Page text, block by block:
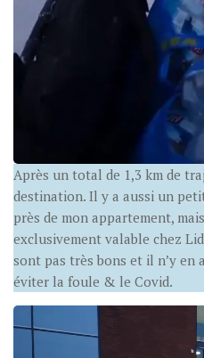
Après un total de 1,3 km de
destination. Il y a aussi un
près de mon appartement,
exclusivement valable chez
sont pas très bons et il n’y en
éviter la foule & le Covid.